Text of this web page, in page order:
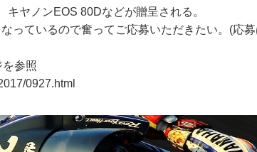
キヤノンEOS 80Dなどが贈呈される。
っているので奮ってご応募いただきたい。(応
参照
0927.html